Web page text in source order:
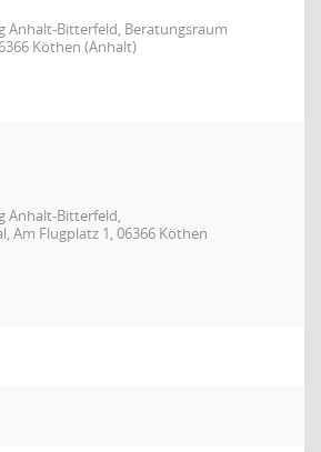
Anhalt-Bitterfeld, Beratungsraum
Köthen (Anhalt)
Anhalt-Bitterfeld,
Am Flugplatz 1, 06366 Köthen